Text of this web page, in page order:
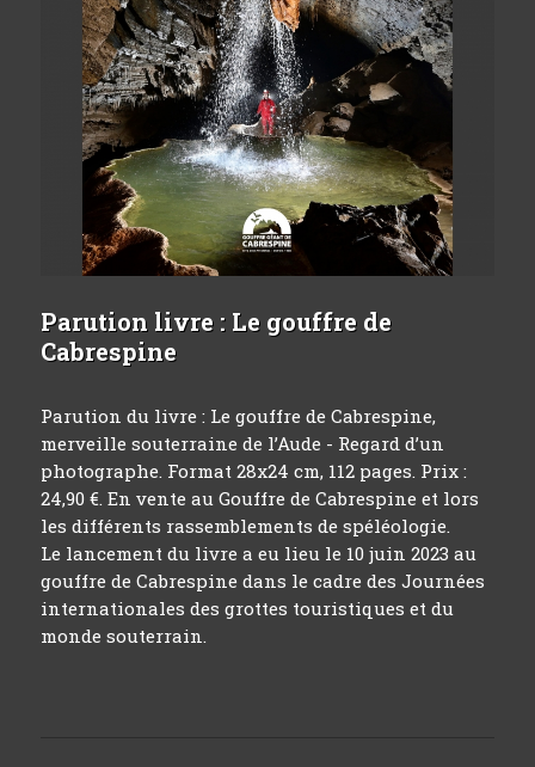
Parution livre : Le gouffre de
Cabrespine
Parution du livre : Le gouffre de Cabrespine,
merveille souterraine de l’Aude - Regard d’un
photographe. Format 28x24 cm, 112 pages. Prix :
24,90 €. En vente au Gouffre de Cabrespine et lors
les différents rassemblements de spéléologie.
Le lancement du livre a eu lieu le 10 juin 2023 au
gouffre de Cabrespine dans le cadre des Journées
internationales des grottes touristiques et du
monde souterrain.